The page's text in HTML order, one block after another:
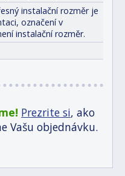
instalační rozměr je
označení v
instalační rozměr.
Prezrite si, ako
Vašu objednávku.